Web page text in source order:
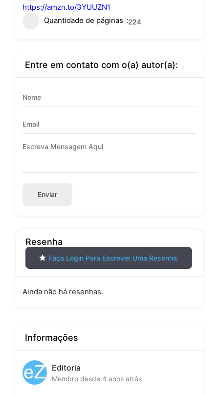
https://amzn.to/3YUUZN1
Quantidade de páginas
224
Entre em contato com o(a) autor(a):
Enviar
Resenha
Faça Login Para Escrever Uma Resenha.
Ainda não há resenhas.
Informações
Editoria
Membro desde 4 anos atrás